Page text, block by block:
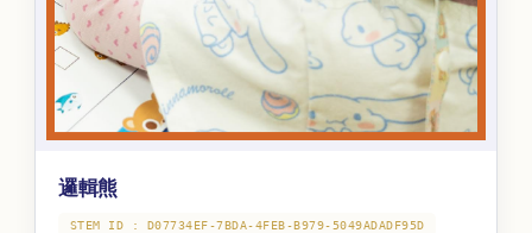
邏輯熊
STEM ID : D07734EF-7BDA-4FEB-B979-5049ADADF95D